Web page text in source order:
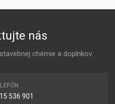
nás
chémie a doplnkov.
536 901